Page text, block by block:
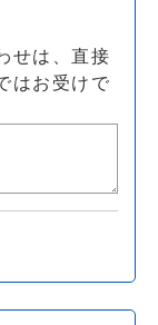
せは、直接
はお受けで